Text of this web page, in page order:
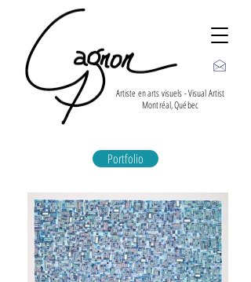
Artiste en arts visuels - Visual Artist
Montréal, Québec
Portfolio